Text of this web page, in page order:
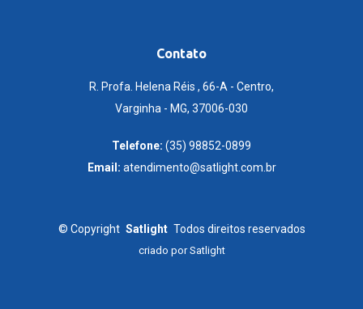
Contato
R. Profa. Helena Réis , 66-A - Centro,
Varginha - MG, 37006-030
Telefone: (35) 98852-0899
Email: atendimento@satlight.com.br
© Copyright Satlight Todos direitos reservados
criado porSatlight